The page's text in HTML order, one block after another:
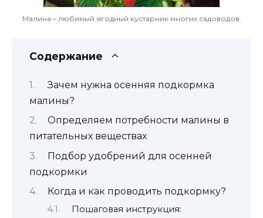
Малина – любимый ягодный кустарник многих садоводов.
Содержание
Зачем нужна осенняя подкормка
малины?
Определяем потребности малины в
питательных веществах
Подбор удобрений для осенней
подкормки
Когда и как проводить подкормку?
Пошаговая инструкция: